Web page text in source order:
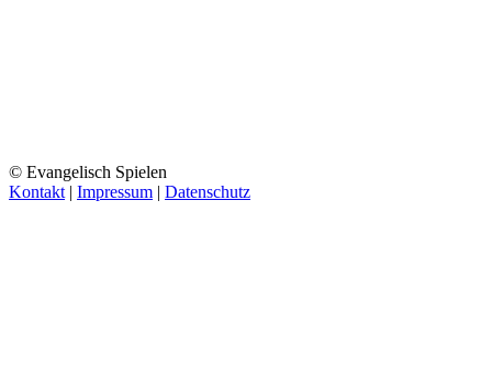
© Evangelisch Spielen
Kontakt | Impressum | Datenschutz